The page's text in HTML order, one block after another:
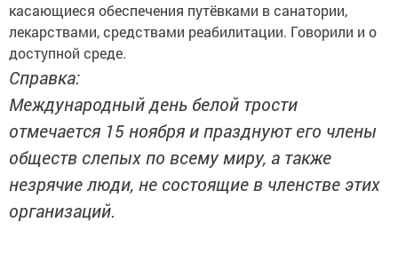
касающиеся обеспечения путёвками в санатории,
лекарствами, средствами реабилитации. Говорили и о
доступной среде.
Справка:
Международный день белой трости
отмечается 15 ноября и празднуют его члены
обществ слепых по всему миру, а также
незрячие люди, не состоящие в членстве этих
организаций.